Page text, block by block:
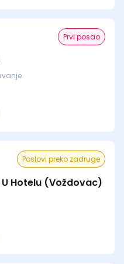
Prvi posao
Poslovi preko zadruge
U Hotelu (Voždovac)